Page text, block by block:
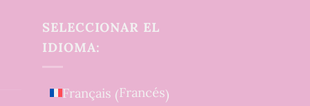
SELECCIONAR EL
IDIOMA:
Français (Francés)